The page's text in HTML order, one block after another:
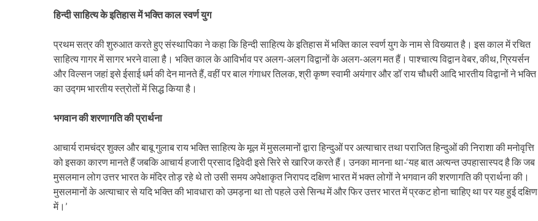
हिन्दी साहित्य के इतिहास में भक्ति काल स्वर्ण युग
प्रथम सत्र की शुरुआत करते हुए संस्थापिका ने कहा कि हिन्दी साहित्य के इतिहास में भक्ति काल स्वर्ण युग के नाम से विख्यात है। इस काल में रचित
साहित्य गागर में सागर भरने वाला है। भक्ति काल के आविर्भाव पर अलग-अलग विद्वानों के अलग-अलग मत हैं। पाश्चात्य विद्वान वेबर, कीथ, ग्रियर्सन
और विल्सन जहां इसे ईसाई धर्म की देन मानते हैं, वहीं पर बाल गंगाधर तिलक, श्री कृष्ण स्वामी अयंगार और डॉ राय चौधरी आदि भारतीय विद्वानों ने भक्ति
का उद्गम भारतीय स्त्रोतों में सिद्ध किया है।
भगवान की शरणागति की प्रार्थना
आचार्य रामचंद्र शुक्ल और बाबू गुलाब राय भक्ति साहित्य के मूल में मुसलमानों द्वारा हिन्दुओं पर अत्याचार तथा पराजित हिन्दुओं की निराशा की मनोवृत्ति
को इसका कारण मानते हैं जबकि आचार्य हजारी प्रसाद द्विवेदी इसे सिरे से खारिज करते हैं। उनका मानना था-‘यह बात अत्यन्त उपहासास्पद है कि जब
मुसलमान लोग उत्तर भारत के मंदिर तोड़ रहे थे तो उसी समय अपेक्षाकृत निरापद दक्षिण भारत में भक्त लोगों ने भगवान की शरणागति की प्रार्थना की।
मुसलमानों के अत्याचार से यदि भक्ति की भावधारा को उमड़ना था तो पहले उसे सिन्ध में और फिर उत्तर भारत में प्रकट होना चाहिए था पर यह हुई दक्षिण
में।’